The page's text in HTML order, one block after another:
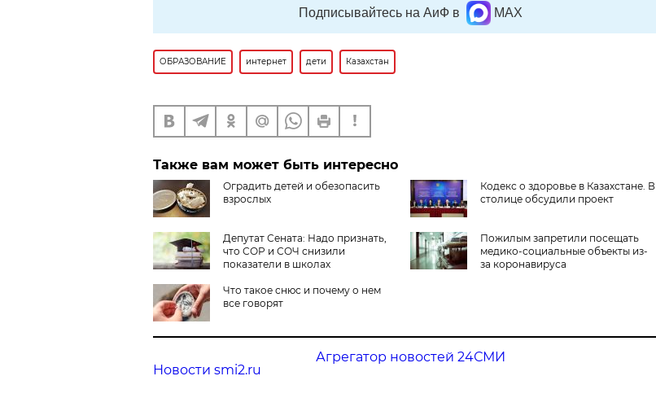
Подписывайтесь на АиФ в MAX
ОБРАЗОВАНИЕ интернет дети Казахстан
Также вам может быть интересно
Оградить детей и обезопасить
взрослых
Кодекс о здоровье в Казахстане. В
столице обсудили проект
Депутат Сената: Надо признать,
что СОР и СОЧ снизили
показатели в школах
Пожилым запретили посещать
медико-социальные объекты из-
за коронавируса
Что такое снюс и почему о нем
все говорят
Агрегатор новостей 24СМИ
Новости smi2.ru